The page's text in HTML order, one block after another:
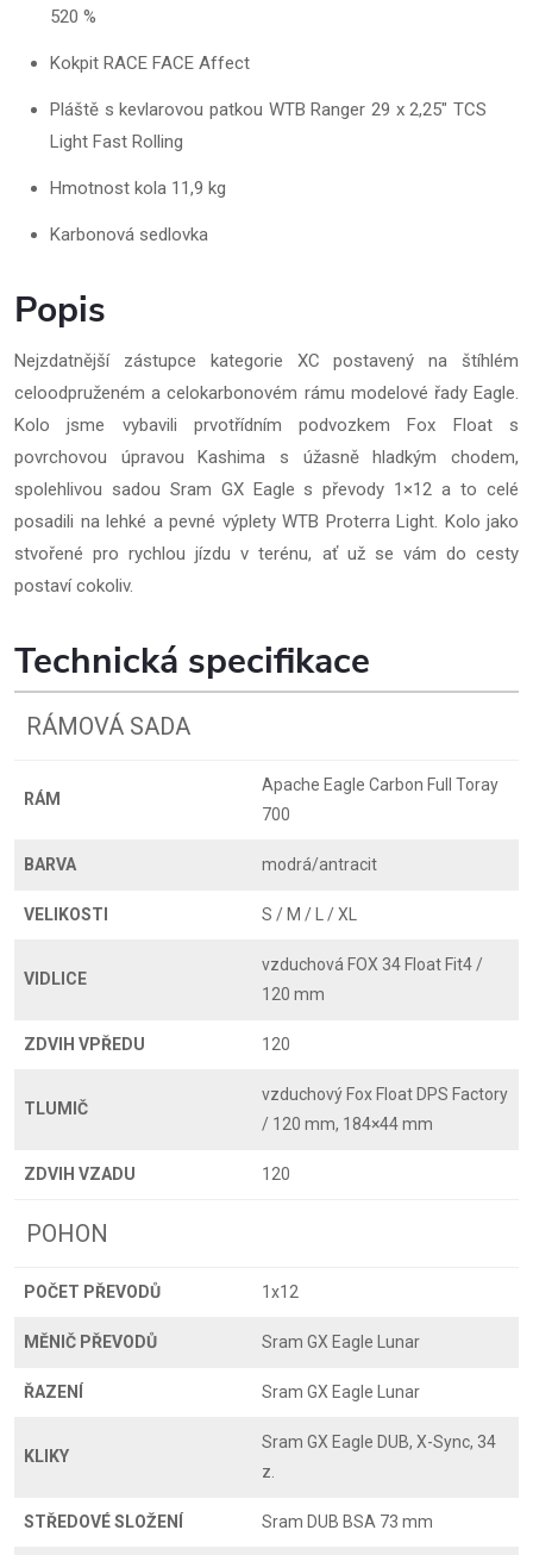
520 %
Kokpit RACE FACE Affect
Pláště s kevlarovou patkou WTB Ranger 29 x 2,25" TCS
Light Fast Rolling
Hmotnost kola 11,9 kg
Karbonová sedlovka
Popis
Nejzdatnější zástupce kategorie XC postavený na štíhlém
celoodpruženém a celokarbonovém rámu modelové řady Eagle.
Kolo jsme vybavili prvotřídním podvozkem Fox Float s
povrchovou úpravou Kashima s úžasně hladkým chodem,
spolehlivou sadou Sram GX Eagle s převody 1×12 a to celé
posadili na lehké a pevné výplety WTB Proterra Light. Kolo jako
stvořené pro rychlou jízdu v terénu, ať už se vám do cesty
postaví cokoliv.
Technická specifikace
RÁMOVÁ SADA
RÁM
Apache Eagle Carbon Full Toray
700
BARVA modrá/antracit
VELIKOSTI S / M / L / XL
VIDLICE
vzduchová FOX 34 Float Fit4 /
120 mm
ZDVIH VPŘEDU 120
TLUMIČ
vzduchový Fox Float DPS Factory
/ 120 mm, 184×44 mm
ZDVIH VZADU 120
POHON
POČET PŘEVODŮ 1x12
MĚNIČ PŘEVODŮ Sram GX Eagle Lunar
ŘAZENÍ Sram GX Eagle Lunar
KLIKY
Sram GX Eagle DUB, X-Sync, 34
z.
STŘEDOVÉ SLOŽENÍ Sram DUB BSA 73 mm